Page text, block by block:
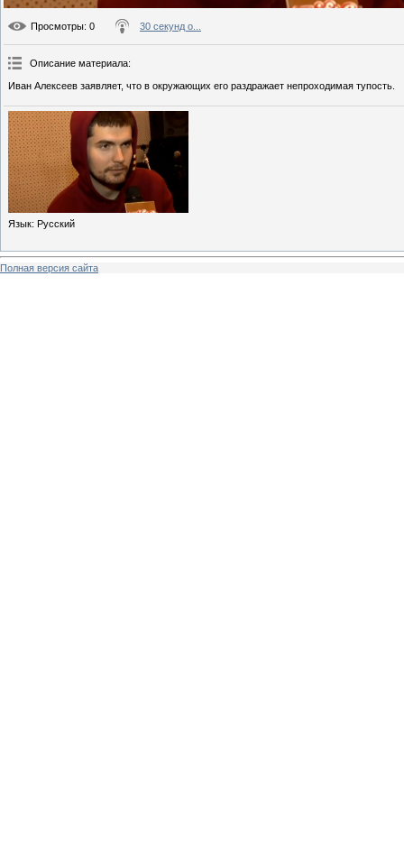
Просмотры: 0 30 секунд о...
Описание материала:
Иван Алексеев заявляет, что в окружающих его раздражает непроходимая тупость.
Язык: Русский
Полная версия сайта